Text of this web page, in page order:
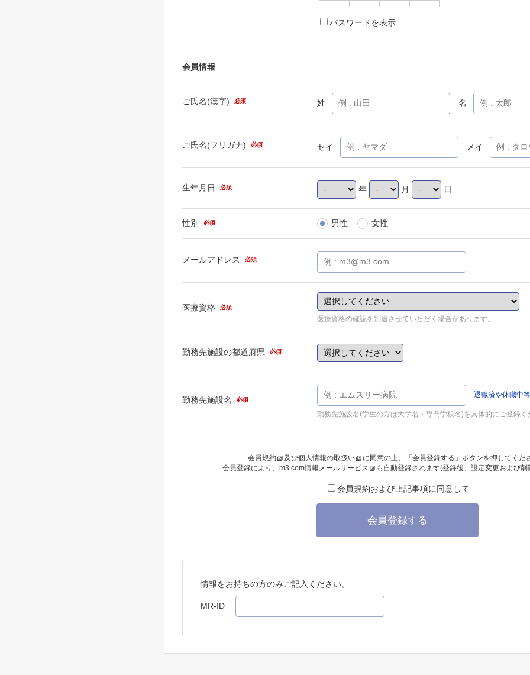
パスワードを表示
会員情報
ご氏名(漢字) 必須 姓 名
ご氏名(フリガナ) 必須 セイ メイ
生年月日 必須 年 月 日
性別 必須 男性 女性
メールアドレス 必須
医療資格 必須
医療資格の確認を別途させていただく場合があります。
勤務先施設の都道府県 必須
勤務先施設名 必須
退職済や休職中
勤務先施設名(学生の方は大学名・専門学校名)を具体的にご登録く
会員規約 及び個人情報の取扱い
に同意の上、「会員登録する」ボタンを押してくだ
会員登録により、 m3.com情報メールサービス も自動登録されます(登録後、設定変更および
会員規約および上記事項に同意して
会員登録する
情報をお持ちの方のみご記入ください。
MR-ID